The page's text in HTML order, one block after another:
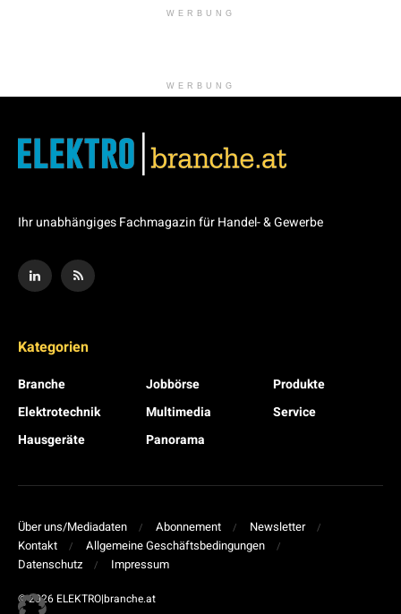
WERBUNG
WERBUNG
Ihr unabhängiges Fachmagazin für Handel- & Gewerbe
Kategorien
Branche
Elektrotechnik
Hausgeräte
Jobbörse
Multimedia
Panorama
Produkte
Service
Über uns/Mediadaten Abonnement
Newsletter
Kontakt
Allgemeine Geschäftsbedingungen
Datenschutz
Impressum
© 2026 ELEKTRO|branche.at